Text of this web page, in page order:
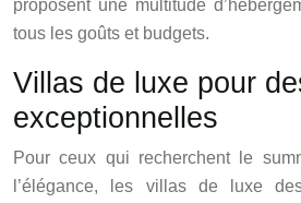
proposent une multitude
tous les goûts et budgets.
Villas de luxe pour
exceptionnelles
Pour ceux qui recherchent le
l’élégance, les villas de luxe